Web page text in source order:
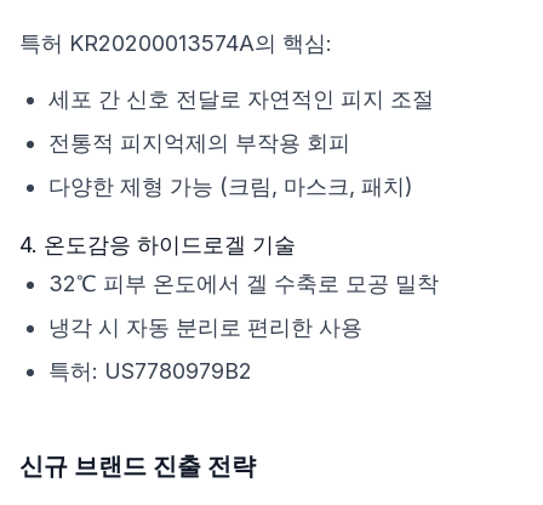
특허 KR20200013574A의 핵심:
세포 간 신호 전달로 자연적인 피지 조절
전통적 피지억제의 부작용 회피
다양한 제형 가능 (크림, 마스크, 패치)
4. 온도감응 하이드로겔 기술
32℃ 피부 온도에서 겔 수축로 모공 밀착
냉각 시 자동 분리로 편리한 사용
특허: US7780979B2
신규 브랜드 진출 전략